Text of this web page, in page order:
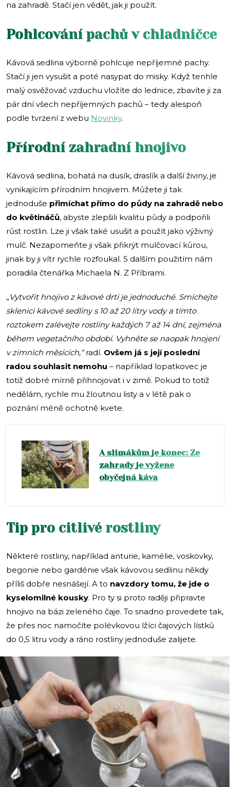
na zahradě. Stačí jen vědět, jak ji použít.
Pohlcování pachů v chladničce
Kávová sedlina výborně pohlcuje nepříjemné pachy.
Stačí ji jen vysušit a poté nasypat do misky. Když tenhle
malý osvěžovač vzduchu vložíte do lednice, zbavíte ji za
pár dní všech nepříjemných pachů – tedy alespoň
podle tvrzení z webu Novinky.
Přírodní zahradní hnojivo
Kávová sedlina, bohatá na dusík, draslík a další živiny, je
vynikajícím přírodním hnojivem. Můžete ji tak
jednoduše přimíchat přímo do půdy na zahradě nebo
do květináčů, abyste zlepšili kvalitu půdy a podpořili
růst rostlin. Lze ji však také usušit a použít jako výživný
mulč. Nezapomeňte ji však přikrýt mulčovací kůrou,
jinak by ji vítr rychle rozfoukal. S dalším použitím nám
poradila čtenářka Michaela N. Z Příbrami.
„Vytvořit hnojivo z kávové drti je jednoduché. Smíchejte
sklenici kávové sedliny s 10 až 20 litry vody a tímto
roztokem zalévejte rostliny každých 7 až 14 dní, zejména
během vegetačního období. Vyhněte se naopak hnojení
v zimních měsících,“radí. Ovšem já s její poslední
radou souhlasit nemohu – například lopatkovec je
totiž dobré mírně přihnojovat i v zimě. Pokud to totiž
nedělám, rychle mu žloutnou listy a v létě pak o
poznání méně ochotně kvete.
A slimákům je konec: Ze
zahrady je vyžene
obyčejná káva
Tip pro citlivé rostliny
Některé rostliny, například anturie, kamélie, voskovky,
begonie nebo gardénie však kávovou sedlinu někdy
příliš dobře nesnášejí. A to navzdory tomu, že jde o
kyselomilné kousky. Pro ty si proto raději připravte
hnojivo na bázi zeleného čaje. To snadno provedete tak,
že přes noc namočíte polévkovou lžíci čajových lístků
do 0,5 litru vody a ráno rostliny jednoduše zalijete.